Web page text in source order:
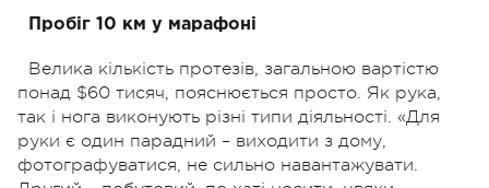
Пробіг 10 км у марафоні
Велика кількість протезів, загальною вартістю
понад $60 тисяч, пояснюється просто. Як рука,
так і нога виконують різні типи діяльності. «Для
руки є один парадний – виходити з дому,
фотографуватися, не сильно навантажувати.